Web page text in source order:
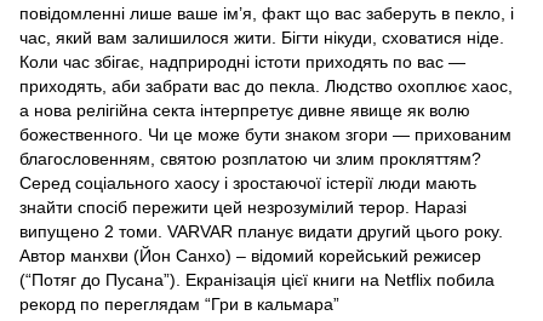
повідомленні лише ваше ім’я, факт що вас заберуть в пекло, і
час, який вам залишилося жити. Бігти нікуди, сховатися ніде.
Коли час збігає, надприродні істоти приходять по вас —
приходять, аби забрати вас до пекла. Людство охоплює хаос,
а нова релігійна секта інтерпретує дивне явище як волю
божественного. Чи це може бути знаком згори — прихованим
благословенням, святою розплатою чи злим прокляттям?
Серед соціального хаосу і зростаючої істерії люди мають
знайти спосіб пережити цей незрозумілий терор. Наразі
випущено 2 томи. VARVAR планує видати другий цього року.
Автор манхви (Йон Санхо) – відомий корейський режисер
(“Потяг до Пусана”). Екранізація цієї книги на Netflix побила
рекорд по переглядам “Гри в кальмара”